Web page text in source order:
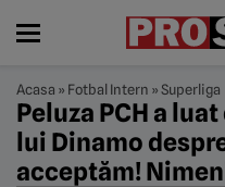
Acasa » Fotbal Intern »Superliga
Peluza PCH a
lui Dinamo
acceptăm!